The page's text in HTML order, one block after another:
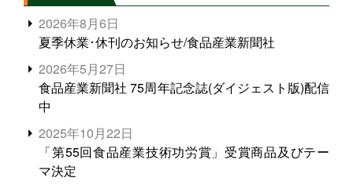
2026年8月6日
夏季休業･休刊のお知らせ/食品産業新聞社
2026年5月27日
食品産業新聞社 75周年記念誌(ダイジェスト版)配信
中
2025年10月22日
「第55回食品産業技術功労賞」受賞商品及びテー
マ決定